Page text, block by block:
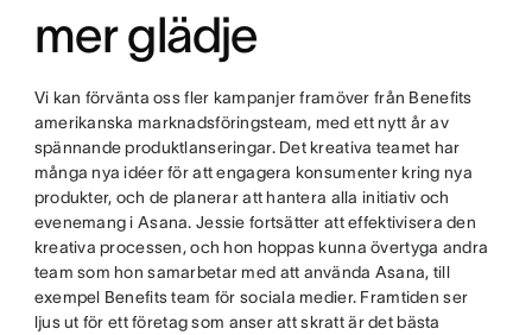
mer glädje
Vi kan förvänta oss fler kampanjer framöver från Benefits
amerikanska marknadsföringsteam, med ett nytt år av
spännande produktlanseringar. Det kreativa teamet har
många nya idéer för att engagera konsumenter kring nya
produkter, och de planerar att hantera alla initiativ och
evenemang i Asana. Jessie fortsätter att effektivisera den
kreativa processen, och hon hoppas kunna övertyga andra
team som hon samarbetar med att använda Asana, till
exempel Benefits team för sociala medier. Framtiden ser
ljus ut för ett företag som anser att skratt är det bästa